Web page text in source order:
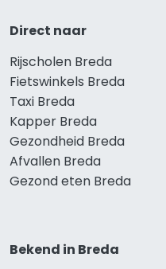
Direct naar
Rijscholen Breda
Fietswinkels Breda
Taxi Breda
Kapper Breda
Gezondheid Breda
Afvallen Breda
Gezond eten Breda
Bekend in Breda